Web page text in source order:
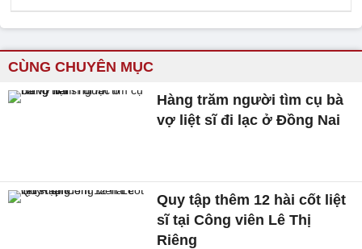
CÙNG CHUYÊN MỤC
Hàng trăm người tìm cụ bà
vợ liệt sĩ đi lạc ở Đồng Nai
Quy tập thêm 12 hài cốt liệt
sĩ tại Công viên Lê Thị
Riêng